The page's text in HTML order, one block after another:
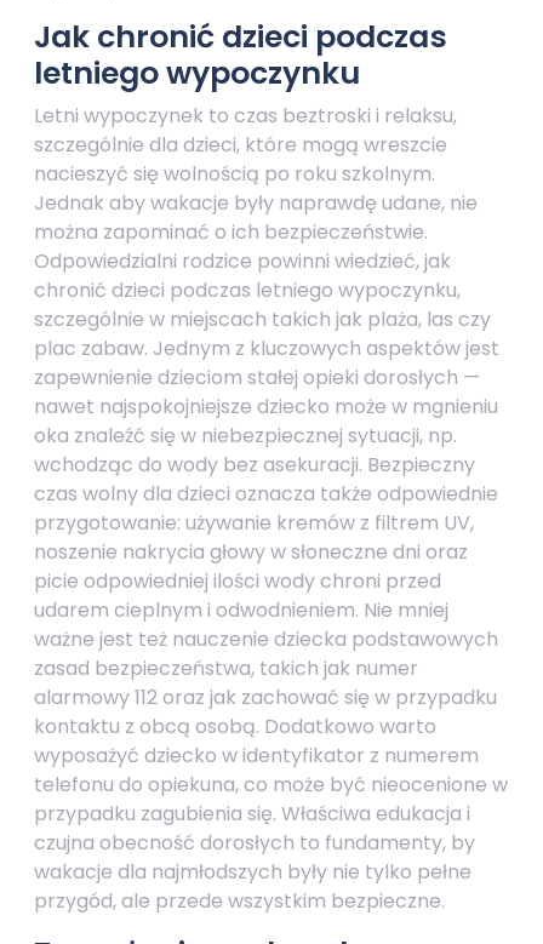
Jak chronić dzieci podczas
letniego wypoczynku
Letni wypoczynek to czas beztroski i relaksu,
szczególnie dla dzieci, które mogą wreszcie
nacieszyć się wolnością po roku szkolnym.
Jednak aby wakacje były naprawdę udane, nie
można zapominać o ich bezpieczeństwie.
Odpowiedzialni rodzice powinni wiedzieć, jak
chronić dzieci podczas letniego wypoczynku,
szczególnie w miejscach takich jak plaża, las czy
plac zabaw. Jednym z kluczowych aspektów jest
zapewnienie dzieciom stałej opieki dorosłych —
nawet najspokojniejsze dziecko może w mgnieniu
oka znaleźć się w niebezpiecznej sytuacji, np.
wchodząc do wody bez asekuracji. Bezpieczny
czas wolny dla dzieci oznacza także odpowiednie
przygotowanie: używanie kremów z filtrem UV,
noszenie nakrycia głowy w słoneczne dni oraz
picie odpowiedniej ilości wody chroni przed
udarem cieplnym i odwodnieniem. Nie mniej
ważne jest też nauczenie dziecka podstawowych
zasad bezpieczeństwa, takich jak numer
alarmowy 112 oraz jak zachować się w przypadku
kontaktu z obcą osobą. Dodatkowo warto
wyposażyć dziecko w identyfikator z numerem
telefonu do opiekuna, co może być nieocenione w
przypadku zagubienia się. Właściwa edukacja i
czujna obecność dorosłych to fundamenty, by
wakacje dla najmłodszych były nie tylko pełne
przygód, ale przede wszystkim bezpieczne.